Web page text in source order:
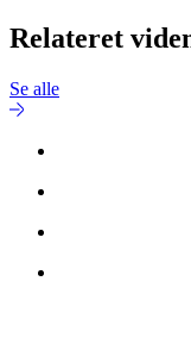
Relateret
Se alle